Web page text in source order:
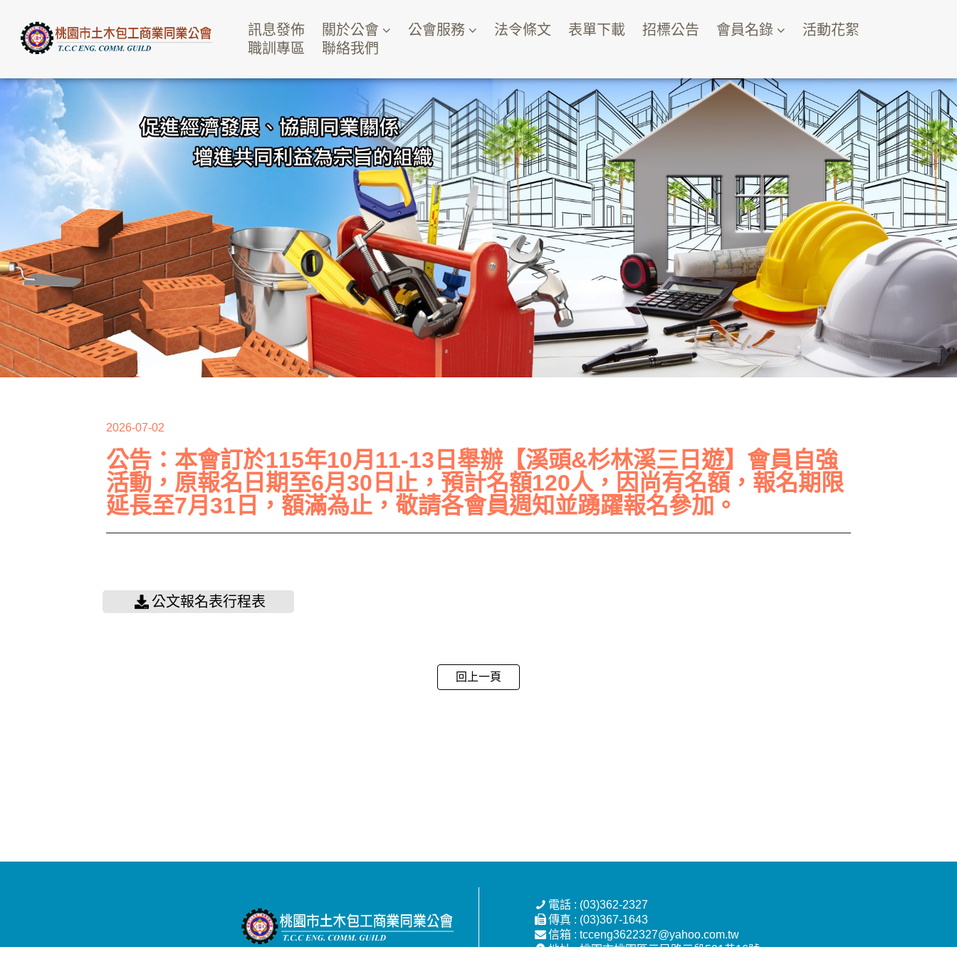
訊息發佈 關於公會 公會服務 法令條文 表單下載 招標公告 會員名錄
活動花絮
職訓專區
聯絡我們
2026-07-02
公告：本會訂於115年10月11-13日舉辦【溪頭&杉林溪三日遊】會員自強
活動，原報名日期至6月30日止，預計名額120人，因尚有名額，報名期限
延長至7月31日，額滿為止，敬請各會員週知並踴躍報名參加。
公文報名表行程表
回上一頁
電話 : (03)362-2327
傳真 : (03)367-1643
信箱 : tcceng3622327@yahoo.com.tw
地址 : 桃園市桃園區三民路三段501巷16號